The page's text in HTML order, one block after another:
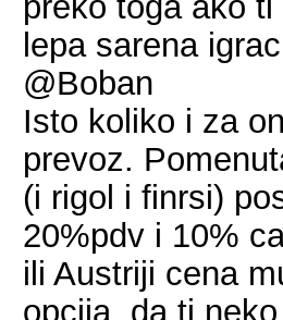
lepa sarena
@Boban
Isto koliko i za
prevoz.
(i rigol i finrsi)
20%pdv i 10%
ili Austriji cena
opcija, da ti